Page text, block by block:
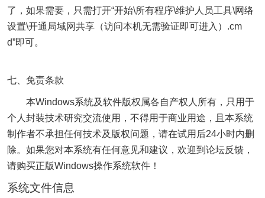
了，如果需要，只需打开“开始\所有程序\维护人员工具\网络
设置\开通局域网共享（访问本机无需验证即可进入）.cm
d”即可。
七、免责条款
本Windows系统及软件版权属各自产权人所有，只用于
个人封装技术研究交流使用，不得用于商业用途，且本系统
制作者不承担任何技术及版权问题，请在试用后24小时内删
除。如果您对本系统有任何意见和建议，欢迎到论坛反馈，
请购买正版Windows操作系统软件！
系统文件信息